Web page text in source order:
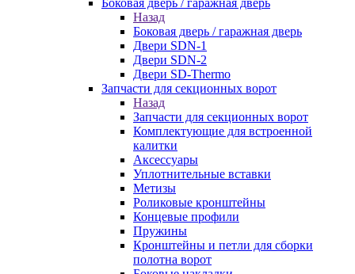
Боковая дверь / гаражная дверь
Назад
Боковая дверь / гаражная дверь
Двери SDN-1
Двери SDN-2
Двери SD-Thermo
Запчасти для секционных ворот
Назад
Запчасти для секционных ворот
Комплектующие для встроенной
калитки
Аксессуары
Уплотнительные вставки
Метизы
Роликовые кронштейны
Концевые профили
Пружины
Кронштейны и петли для сборки
полотна ворот